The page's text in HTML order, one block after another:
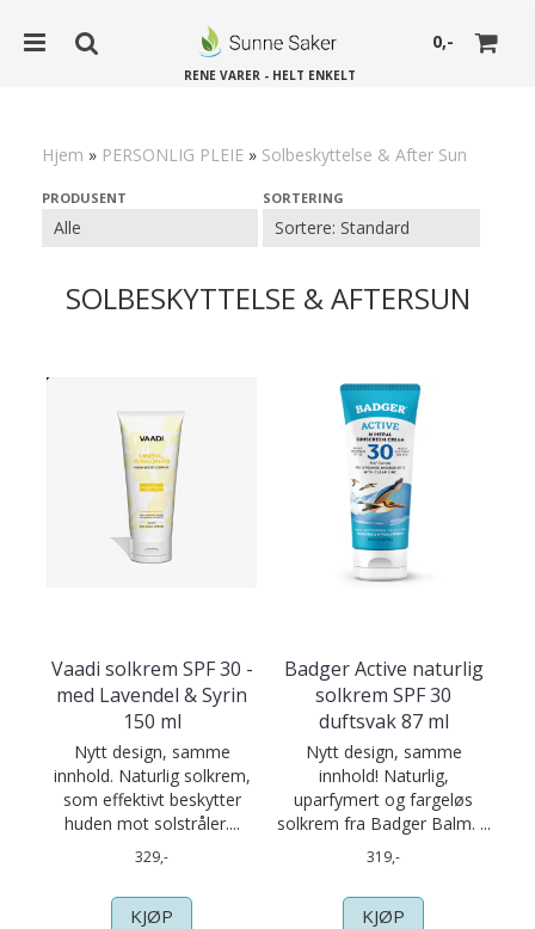
0,-
RENE VARER - HELT ENKELT
Hjem » PERSONLIG PLEIE » Solbeskyttelse & After Sun
PRODUSENT SORTERING
SOLBESKYTTELSE & AFTERSUN
Vaadi solkrem SPF 30 -
med Lavendel & Syrin
150 ml
Nytt design, samme
innhold. Naturlig solkrem,
som effektivt beskytter
huden mot solstråler....
329,-
KJØP
Badger Active naturlig
solkrem SPF 30
duftsvak 87 ml
Nytt design, samme
innhold! Naturlig,
uparfymert og fargeløs
solkrem fra Badger Balm. ...
319,-
KJØP